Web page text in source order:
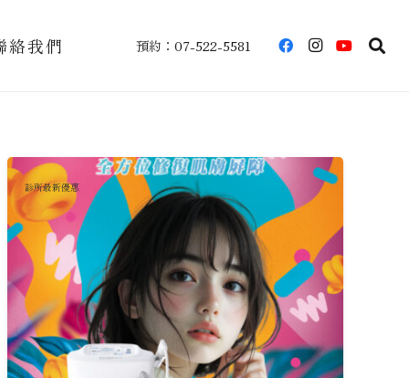
絡我們 預約：07-522-5581
診所最新優惠